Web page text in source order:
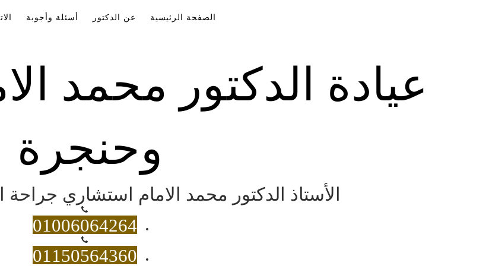
الصفحة الرئيسية عن الدكتور أسئلة وأجوبة
عيادة الدكتور محمد
وحنجرة
الأستاذ الدكتور محمد الامام استشاري جراحة
01006064264
01150564360